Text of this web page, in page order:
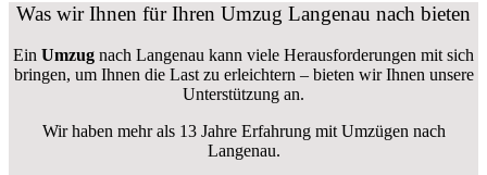
Was wir Ihnen für Ihren Umzug Langenau nach bieten
Ein Umzug nach Langenau kann viele Herausforderungen mit sich
bringen, um Ihnen die Last zu erleichtern – bieten wir Ihnen unsere
Unterstützung an.
Wir haben mehr als 13 Jahre Erfahrung mit Umzügen nach
Langenau.